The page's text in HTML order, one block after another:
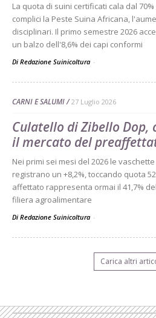
La quota di suini certificati cala dal 70%
complici la Peste Suina Africana,
disciplinari. Il primo semestre 2026
un balzo dell'8,6% dei capi conformi
Di Redazione Suinicoltura -
CARNI E SALUMI 27 Luglio 2026
Culatello di Zibello Dop,
il mercato del
Nei primi sei mesi del 2026 le
registrano un +8,2%, toccando quota
affettato rappresenta ormai il 41,7%
filiera agroalimentare
Di Redazione Suinicoltura -
Carica altri